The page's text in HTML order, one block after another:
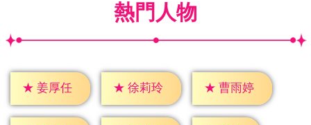
熱門人物
★ 姜厚任 ★ 徐莉玲 ★ 曹雨婷